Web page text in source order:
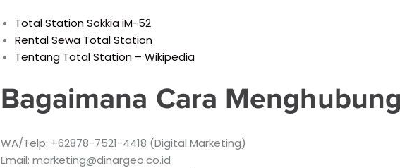
Total Station Sokkia iM-52
Rental Sewa Total Station
Tentang Total Station – Wikipedia
Bagaimana Cara
WA/Telp: +62878-7521-4418 (Digital Marketing)
Email: marketing@dinargeo.co.id